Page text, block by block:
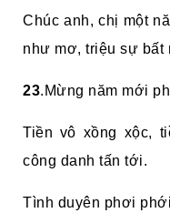
Chúc anh, chị một
như mơ, triệu sự bất
23.Mừng năm mới
Tiền vô xồng xộc,
công danh tấn tới.
Tình duyên phơi